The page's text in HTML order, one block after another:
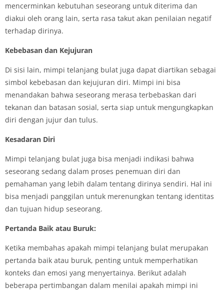
mencerminkan kebutuhan seseorang untuk diterima dan
diakui oleh orang lain, serta rasa takut akan penilaian negatif
terhadap dirinya.
Kebebasan dan Kejujuran
Di sisi lain, mimpi telanjang bulat juga dapat diartikan sebagai
simbol kebebasan dan kejujuran diri. Mimpi ini bisa
menandakan bahwa seseorang merasa terbebaskan dari
tekanan dan batasan sosial, serta siap untuk mengungkapkan
diri dengan jujur dan tulus.
Kesadaran Diri
Mimpi telanjang bulat juga bisa menjadi indikasi bahwa
seseorang sedang dalam proses penemuan diri dan
pemahaman yang lebih dalam tentang dirinya sendiri. Hal ini
bisa menjadi panggilan untuk merenungkan tentang identitas
dan tujuan hidup seseorang.
Pertanda Baik atau Buruk:
Ketika membahas apakah mimpi telanjang bulat merupakan
pertanda baik atau buruk, penting untuk memperhatikan
konteks dan emosi yang menyertainya. Berikut adalah
beberapa pertimbangan dalam menilai apakah mimpi ini